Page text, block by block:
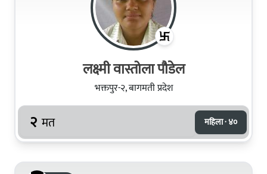
लक्ष्मी वास्तोला पौडेल
भक्तपुर-२, बागमती प्रदेश
२ मत महिला · ४०